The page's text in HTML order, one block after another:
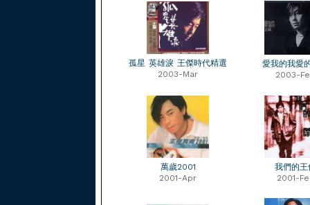
孤星 英雄淚 王傑時代精選
2003-Mar
愛我的我愛
2003-
萬歲2001
2001-Apr
我們的王
2001-